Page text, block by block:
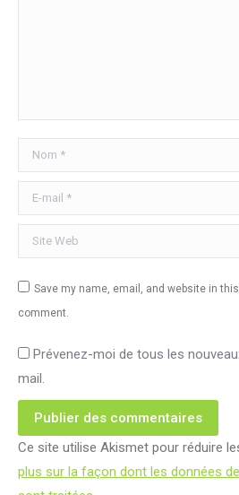
Nom *
E-mail *
Site Web
Save my name, email, and website in
comment.
Prévenez-moi de tous les
mail.
Publier des commentaires
Ce site utilise Akismet pour réduire
plus sur la façon dont les données